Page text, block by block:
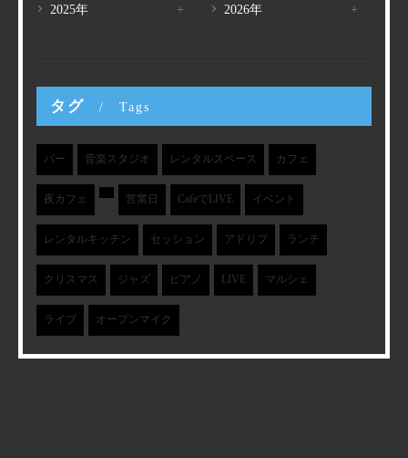
2025年 2026年
タグ Tags
バー 音楽スタジオ レンタルスペース カフェ
夜カフェ 営業日 CafeでLIVE イベント
レンタルキッチン セッション アドリブ ランチ
クリスマス ジャズ ピアノ LIVE マルシェ
ライブ オープンマイク